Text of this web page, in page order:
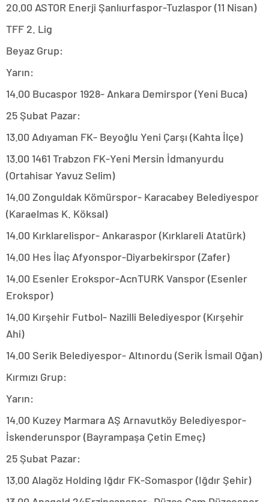
20.00 ASTOR Enerji Şanlıurfaspor-Tuzlaspor (11 Nisan)
TFF 2. Lig
Beyaz Grup:
Yarın:
14.00 Bucaspor 1928- Ankara Demirspor (Yeni Buca)
25 Şubat Pazar:
13.00 Adıyaman FK- Beyoğlu Yeni Çarşı (Kahta İlçe)
13.00 1461 Trabzon FK-Yeni Mersin İdmanyurdu
(Ortahisar Yavuz Selim)
14.00 Zonguldak Kömürspor- Karacabey Belediyespor
(Karaelmas K. Köksal)
14.00 Kırklarelispor- Ankaraspor (Kırklareli Atatürk)
14.00 Hes İlaç Afyonspor-Diyarbekirspor (Zafer)
14.00 Esenler Erokspor-AcnTURK Vanspor (Esenler
Erokspor)
14.00 Kırşehir Futbol- Nazilli Belediyespor (Kırşehir
Ahi)
14.00 Serik Belediyespor- Altınordu (Serik İsmail Oğan)
Kırmızı Grup:
Yarın:
14.00 Kuzey Marmara AŞ Arnavutköy Belediyespor-
İskenderunspor (Bayrampaşa Çetin Emeç)
25 Şubat Pazar:
13.00 Alagöz Holding Iğdır FK-Somaspor (Iğdır Şehir)